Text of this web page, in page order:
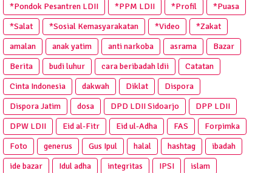
*Pondok Pesantren LDII
*PPM LDII *Profil
*Puasa
*Salat
*Sosial Kemasyarakatan *Video
*Zakat
amalan
anak yatim anti narkoba asrama
Bazar
Berita
budi luhur cara beribadah ldii
Catatan
Cinta Indonesia
dakwah Diklat
Dispora
Dispora Jatim
dosa DPD LDII Sidoarjo
DPP LDII
DPW LDII
Eid al-Fitr Eid ul-Adha FAS
Forpimka
Foto
generus Gus Ipul halal hashtag
ibadah
ide bazar
Idul adha integritas IPSI
islam